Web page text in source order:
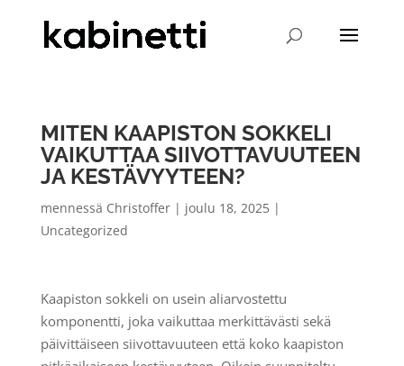
MITEN KAAPISTON SOKKELI
VAIKUTTAA SIIVOTTAVUUTEEN
JA KESTÄVYYTEEN?
mennessä Christoffer| joulu 18, 2025|
Uncategorized
Kaapiston sokkeli on usein aliarvostettu
komponentti, joka vaikuttaa merkittävästi sekä
päivittäiseen siivottavuuteen että koko kaapiston